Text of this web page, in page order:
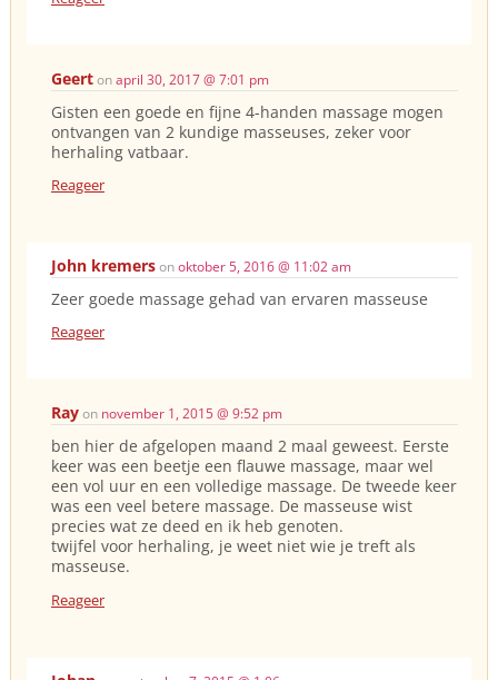
Geertonapril 30, 2017 @ 7:01 pm
Gisten een goede en fijne 4-handen massage mogen
ontvangen van 2 kundige masseuses, zeker voor
herhaling vatbaar.
Reageer
John kremersonoktober 5, 2016 @ 11:02 am
Zeer goede massage gehad van ervaren masseuse
Reageer
Rayon november 1, 2015 @ 9:52 pm
ben hier de afgelopen maand 2 maal geweest. Eerste
keer was een beetje een flauwe massage, maar wel
een vol uur en een volledige massage. De tweede keer
was een veel betere massage. De masseuse wist
precies wat ze deed en ik heb genoten.
twijfel voor herhaling, je weet niet wie je treft als
masseuse.
Reageer